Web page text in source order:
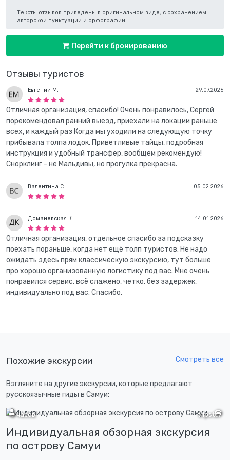
Отзывы туристов
29.07.2026
Евгений М.
Отличная организация, спасибо! Очень понравилось, Сергей
порекомендовал ранний выезд, приехали на локации раньше
всех, и каждый раз Когда мы уходили на следующую точку
прибывала толпа лодок. Приветливые тайцы, подробная
инструкция и удобный трансфер, вообщем рекомендую!
Снорклинг - не Мальдивы, но прогулка прекрасна.
05.02.2026
Валентина С.
14.01.2026
Доманевская К.
Отличная организация, отдельное спасибо за подсказку
поехать пораньше, когда нет ещё толп туристов. Не надо
ожидать здесь прям классическую экскурсию, тут больше
про хорошо организованную логистику под вас. Мне очень
понравился сервис, всё слажено, четко, без задержек,
индивидуально под вас. Спасибо.
Тексты отзывов приведены в оригинальном виде, с сохранением
авторской пунктуации и орфографии.
Перейти к бронированию
Похожие экскурсии Смотреть все
Взгляните на другие экскурсии, которые предлагают
русскоязычные гиды в Самуи:
tripster
8 часов
Индивидуальная обзорная экскурсия
по острову Самуи